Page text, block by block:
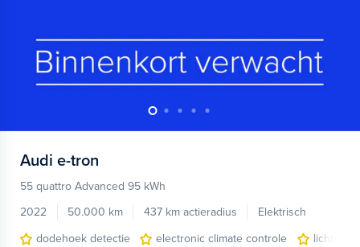
Audi e-tron
55 quattro Advanced 95 kWh
2022
50.000 km 437 km actieradius
Elektrisch
dodehoek detectie
electronic climate controle